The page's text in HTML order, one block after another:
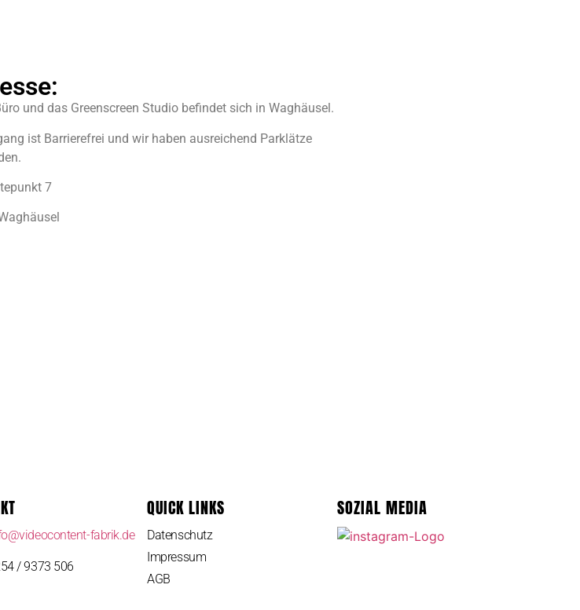
und das Greenscreen Studio befindet sich in Waghäusel.
ist Barrierefrei und wir haben ausreichend Parklätze
7
fabrik.de
/ 9373 506
QUICK LINKS
Datenschutz
Impressum
AGB
SOZIAL MEDIA